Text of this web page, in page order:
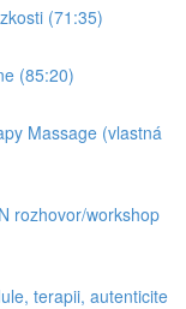
(71:35)
(85:20)
Massage (vlastná
rozhovor/workshop
terapii, autenticite